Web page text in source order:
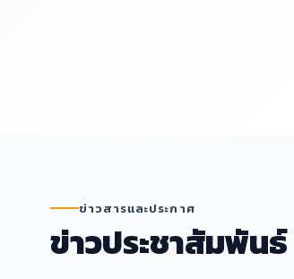
ข่าวสารและประกาศ
ข่าวประชาสัมพันธ์